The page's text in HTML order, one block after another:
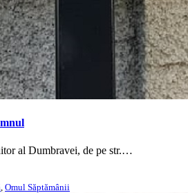
al Dumbravei, de pe str.…
Omul Săptămânii